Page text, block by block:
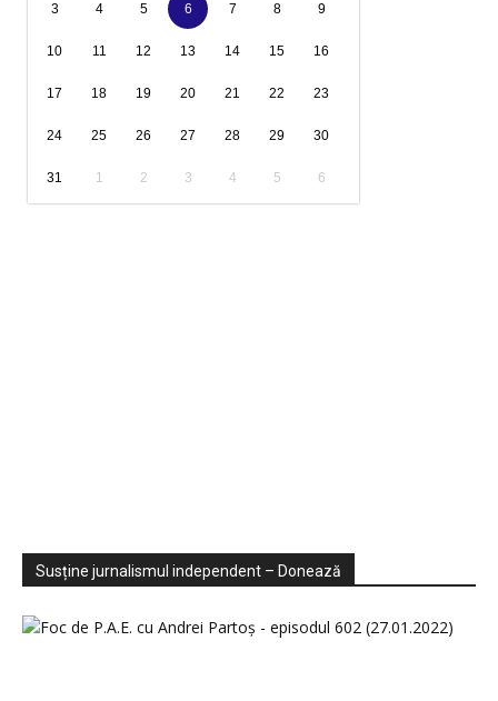
3 4 5 6 7 8 9
10 11 12 13 14 15 16
17 18 19 20 21 22 23
24 25 26 27 28 29 30
31 1 2 3 4 5 6
Sondaje
Video
Susține jurnalismul independent – Donează